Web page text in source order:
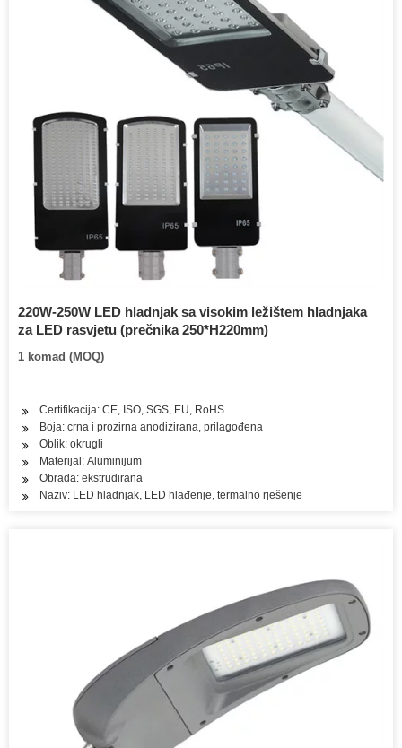
220W-250W LED hladnjak sa visokim ležištem hladnjaka
za LED rasvjetu (prečnika 250*H220mm)
1 komad (MOQ)
Certifikacija: CE, ISO, SGS, EU, RoHS
Boja: crna i prozirna anodizirana, prilagođena
Oblik: okrugli
Materijal: Aluminijum
Obrada: ekstrudirana
Naziv: LED hladnjak, LED hlađenje, termalno rješenje